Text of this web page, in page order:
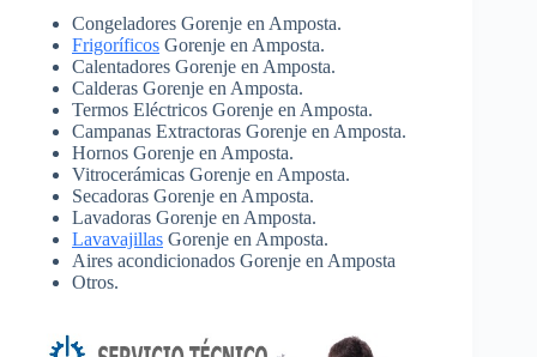
Congeladores Gorenje en Amposta.
Frigoríficos Gorenje en Amposta.
Calentadores Gorenje en Amposta.
Calderas Gorenje en Amposta.
Termos Eléctricos Gorenje en Amposta.
Campanas Extractoras Gorenje en Amposta.
Hornos Gorenje en Amposta.
Vitrocerámicas Gorenje en Amposta.
Secadoras Gorenje en Amposta.
Lavadoras Gorenje en Amposta.
Lavavajillas Gorenje en Amposta.
Aires acondicionados Gorenje en Amposta
Otros.